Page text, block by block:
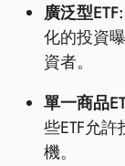
廣泛型ETF:
化的投資
資者。
單一商品
些ETF允
機。